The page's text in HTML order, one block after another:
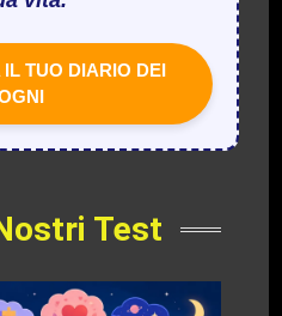
IL TUO DIARIO DEI
Test